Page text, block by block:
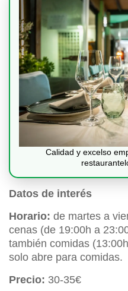
Calidad y excelso
Datos de interés
Horario: de martes a
cenas (de 19:00h a
también comidas
solo abre para comidas.
Precio: 30-35€